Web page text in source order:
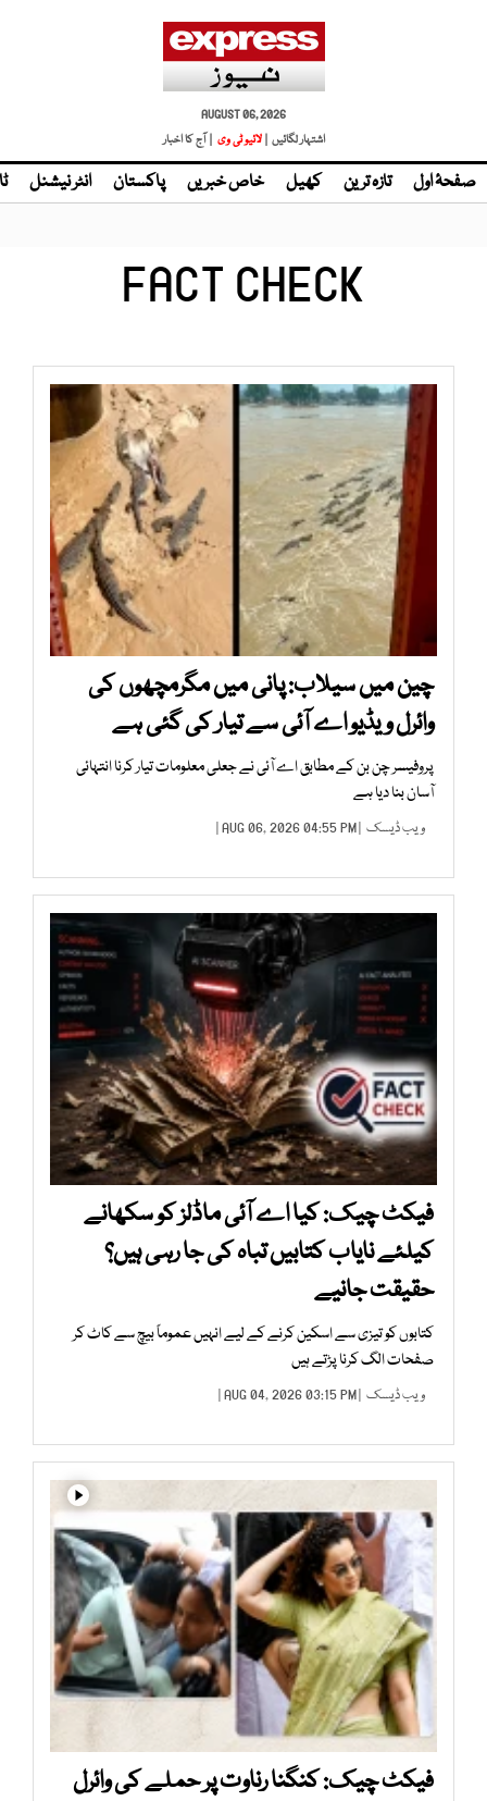
AUGUST 06, 2026
اشتہار لگائیں | لائیو ٹی وی | آج کا اخبار
صفحۂ اول تازہ ترین کھیل خاص خبریں پاکستان انٹر نیشنل
FACT CHECK
چین میں سیلاب: پانی میں مگرمچھوں کی
وائرل ویڈیو اے آئی سے تیار کی گئی ہے
پروفیسر چن بن کے مطابق اے آئی نے جعلی معلومات تیار کرنا انتہائی
آسان بنا دیا ہے
ویب ڈیسک | AUG 06, 2026 04:55 PM |
فیکٹ چیک: کیا اے آئی ماڈلز کو سکھانے
کیلئے نایاب کتابیں تباہ کی جا رہی ہیں؟
حقیقت جانیے
کتابوں کو تیزی سے اسکین کرنے کے لیے انہیں عموماً بیچ سے کاٹ کر
صفحات الگ کرنا پڑتے ہیں
ویب ڈیسک | AUG 04, 2026 03:15 PM |
فیکٹ چیک: کنگنا رناوت پر حملے کی وائرل